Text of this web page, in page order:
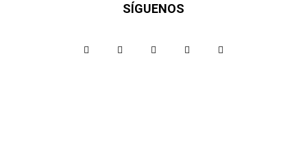
SÍGUENOS